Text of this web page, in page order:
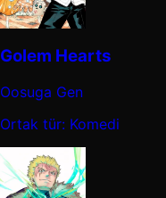
Golem Hearts
Oosuga Gen
Ortak tür: Komedi